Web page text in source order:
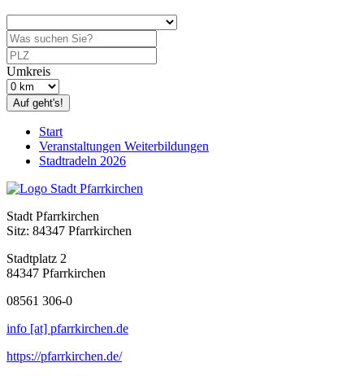
Umkreis
Auf geht's!
Start
Veranstaltungen Weiterbildungen
Stadtradeln 2026
Stadt Pfarrkirchen
Sitz: 84347 Pfarrkirchen
Stadtplatz 2
84347 Pfarrkirchen
08561 306-0
info [at] pfarrkirchen.de
https://pfarrkirchen.de/